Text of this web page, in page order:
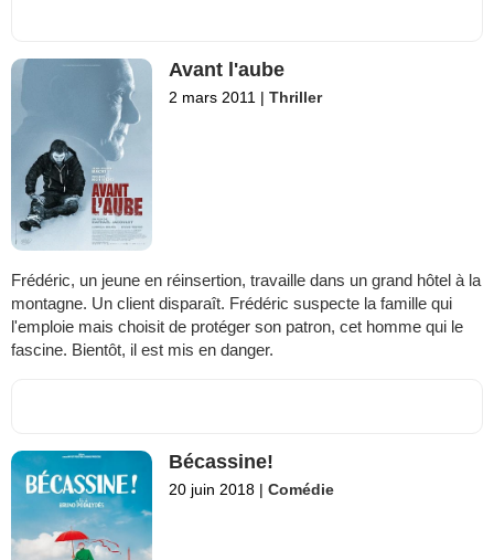
Avant l'aube
2 mars 2011 | Thriller
Frédéric, un jeune en réinsertion, travaille dans un grand hôtel à la
montagne. Un client disparaît. Frédéric suspecte la famille qui
l'emploie mais choisit de protéger son patron, cet homme qui le
fascine. Bientôt, il est mis en danger.
Bécassine!
20 juin 2018 | Comédie